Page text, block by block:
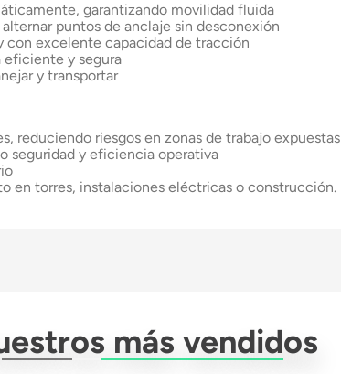
garantizando movilidad fluida
puntos de anclaje sin desconexión
con excelente capacidad de tracción
eficiente y segura
y transportar
reduciendo riesgos en zonas de trabajo expuestas
seguridad y eficiencia operativa
en torres, instalaciones eléctricas o construcción.
más vendidos